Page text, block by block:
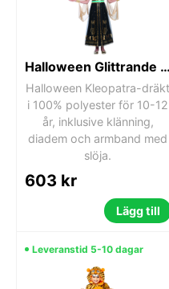
Halloween Glittrande Kleopatra Dräkt 10-12 år
Halloween Kleopatra-dräkt
i 100% polyester för 10-12
år, inklusive klänning,
diadem och armband med
slöja.
603 kr
Lägg till
Leveranstid 5-10 dagar